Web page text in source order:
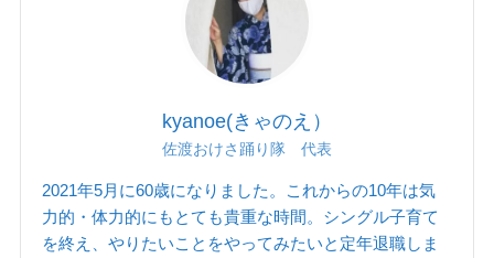
kyanoe(きゃのえ）
佐渡おけさ踊り隊 代表
2021年5月に60歳になりました。これからの10年は気
力的・体力的にもとても貴重な時間。シングル子育て
を終え、やりたいことをやってみたいと定年退職しま